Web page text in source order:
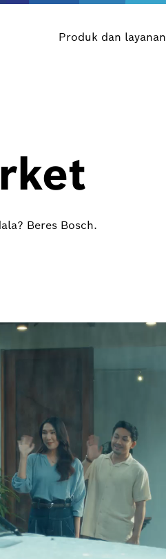
Produk dan layanan
Beres Bosch.